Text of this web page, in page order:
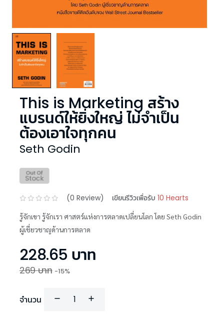
This is Marketing สร้าง
แบรนด์ให้ยิ่งใหญ่ ไม่จำเป็น
ต้องเอาใจทุกคน
Seth Godin
(0 Review) เขียนรีวิวเพื่อรับ 10 Hearts
รู้จักเขา รู้จักเรา ศาสตร์แห่งการตลาดเปลี่ยนโลก โดย Seth Godin
ผู้เชี่ยวชาญด้านการตลาด
228.65 บาท
269บาท -15%
จำนวน